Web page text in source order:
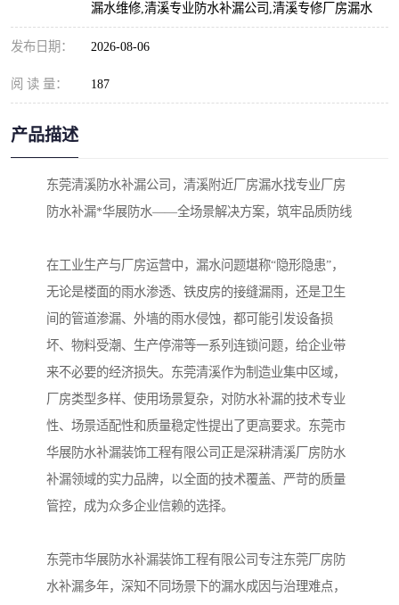
漏水维修,清溪专业防水补漏公司,清溪专修厂房漏水
发布日期： 2026-08-06
阅 读 量： 187
产品描述
东莞清溪防水补漏公司，清溪附近厂房漏水找专业厂房
防水补漏*华展防水——全场景解决方案，筑牢品质防线
在工业生产与厂房运营中，漏水问题堪称“隐形隐患”，
无论是楼面的雨水渗透、铁皮房的接缝漏雨，还是卫生
间的管道渗漏、外墙的雨水侵蚀，都可能引发设备损
坏、物料受潮、生产停滞等一系列连锁问题，给企业带
来不必要的经济损失。东莞清溪作为制造业集中区域，
厂房类型多样、使用场景复杂，对防水补漏的技术专业
性、场景适配性和质量稳定性提出了更高要求。东莞市
华展防水补漏装饰工程有限公司正是深耕清溪厂房防水
补漏领域的实力品牌，以全面的技术覆盖、严苛的质量
管控，成为众多企业信赖的选择。
东莞市华展防水补漏装饰工程有限公司专注东莞厂房防
水补漏多年，深知不同场景下的漏水成因与治理难点，